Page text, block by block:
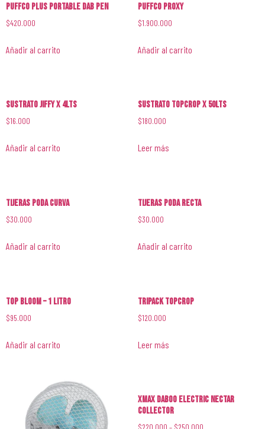
PUFFCO PLUS PORTABLE DAB PEN
$420.000
Añadir al carrito
PUFFCO Proxy
$1.900.000
Añadir al carrito
Sustrato Jiffy x 4lts
$16.000
Añadir al carrito
Sustrato Topcrop x 50lts
$180.000
Leer más
Tijeras Poda Curva
$30.000
Añadir al carrito
Tijeras Poda Recta
$30.000
Añadir al carrito
Top Bloom – 1 Litro
$95.000
Añadir al carrito
Tripack Topcrop
$120.000
Leer más
XMAX DABOO Electric Nectar
Collector